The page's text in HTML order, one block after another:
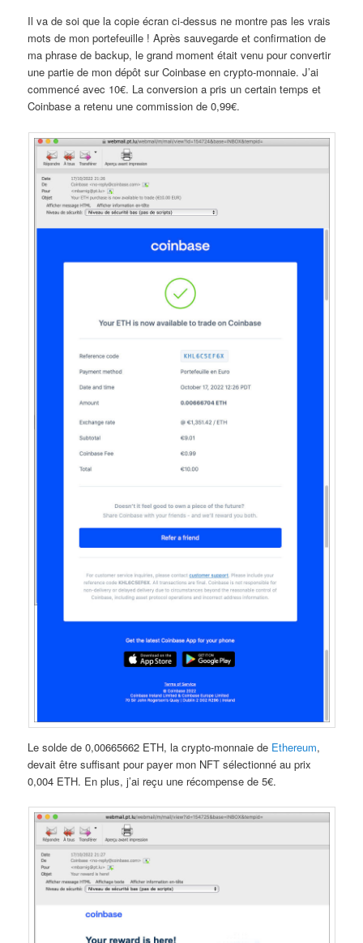
Il va de soi que la copie écran ci-dessus ne montre pas les vrais
mots de mon portefeuille ! Après sauvegarde et confirmation de
ma phrase de backup, le grand moment était venu pour convertir
une partie de mon dépôt sur Coinbase en crypto-monnaie. J’ai
commencé avec 10€. La conversion a pris un certain temps et
Coinbase a retenu une commission de 0,99€.
Le solde de 0,00665662 ETH, la crypto-monnaie de Ethereum,
devait être suffisant pour payer mon NFT sélectionné au prix
0,004 ETH. En plus, j’ai reçu une récompense de 5€.